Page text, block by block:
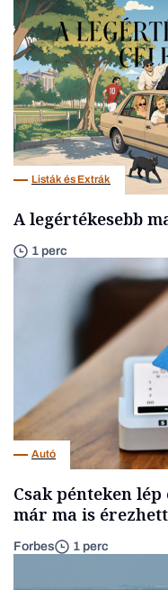
Listák és Extrák
A legértékesebb
1 perc
Autó
Csak pénteken
már ma is
Forbes 1 perc